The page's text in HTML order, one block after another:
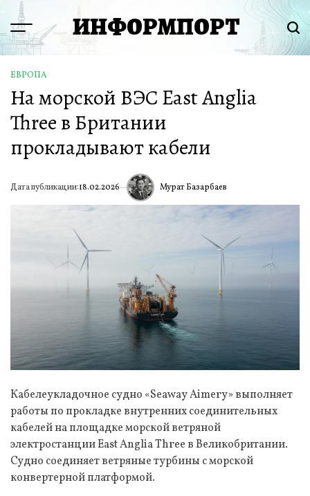
Перейти
содержимому
Menu ИНФОРМПОРТ
ОПУБЛИКОВАНО
В
ЕВРОПА
На морской ВЭС East Anglia
Three в Британии
прокладывают кабели
Дата публикации:18.02.2026 ИА Мурат Базарбаев
Кабелеукладочное судно «Seaway Aimery» выполняет
работы по прокладке внутренних соединительных
кабелей на площадке морской ветряной
электростанции East Anglia Three в Великобритании.
Судно соединяет ветряные турбины с морской
конвертерной платформой.